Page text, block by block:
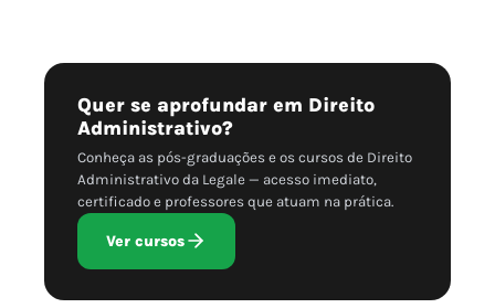
Quer se aprofundar em Direito
Administrativo?
Conheça as pós-graduações e os cursos de Direito
Administrativo da Legale — acesso imediato,
certificado e professores que atuam na prática.
Ver cursos